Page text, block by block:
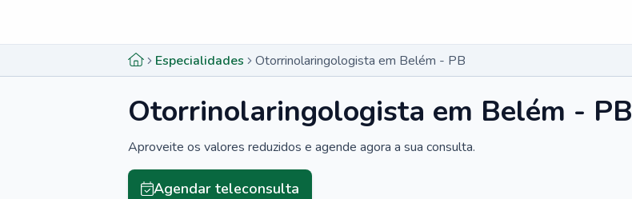
Especialidades Otorrinolaringologista em Belém - PB
Otorrinolaringologista em Belém - PB
Aproveite os valores reduzidos e agende agora a sua consulta.
Agendar teleconsulta